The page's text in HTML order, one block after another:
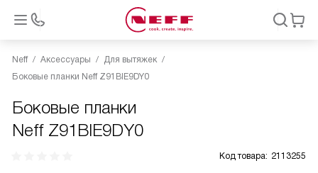
Neff Аксессуары
Для вытяжек
Боковые планки Neff Z91BIE9DY0
Боковые планки
Neff Z91BIE9DY0
Код товара: 2113255